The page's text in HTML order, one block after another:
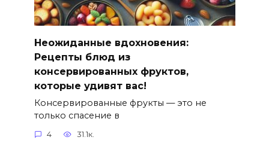
Неожиданные вдохновения:
Рецепты блюд из
консервированных фруктов,
которые удивят вас!
Консервированные фрукты — это не
только спасение в
4 31.1к.